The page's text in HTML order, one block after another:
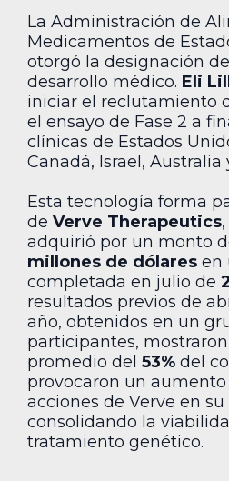
La Administración de
Medicamentos de
otorgó la designación de
desarrollo médico. Eli
iniciar el reclutamiento
el ensayo de Fase 2 a
clínicas de Estados
Canadá, Israel, Australia
Esta tecnología forma
de Verve Therapeutics
adquirió por un monto
millones de dólares en
completada en julio de
resultados previos de
año, obtenidos en un
participantes,
promedio del 53% del
provocaron un aumento
acciones de Verve en
consolidando la
tratamiento genético.